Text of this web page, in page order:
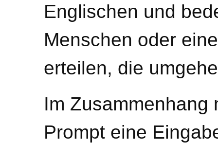
Englischen und
Menschen oder
erteilen, die
Im Zusammenhang
Prompt eine